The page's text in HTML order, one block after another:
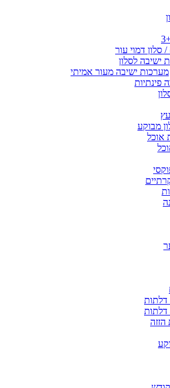
/ סלון דמוי עור
ישיבה לסלון
מערכות ישיבה מעור אמיתי
פינתיות
מבוקע
אוכל
הזזה